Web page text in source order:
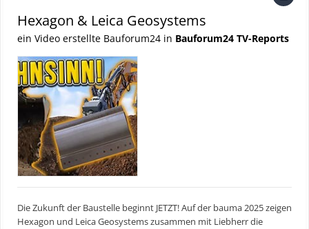
Hexagon & Leica Geosystems
ein Video erstellte Bauforum24 in Bauforum24 TV-Reports
Die Zukunft der Baustelle beginnt JETZT! Auf der bauma 2025 zeigen
Hexagon und Leica Geosystems zusammen mit Liebherr die